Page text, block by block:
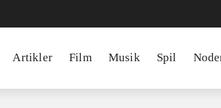
Artikler Film Musik Spil